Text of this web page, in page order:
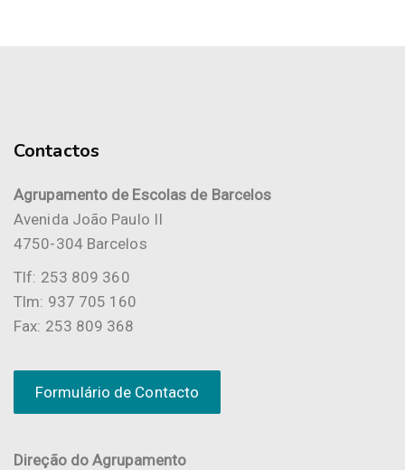
Contactos
Agrupamento de Escolas de Barcelos
Avenida João Paulo II
4750-304 Barcelos
Tlf: 253 809 360
Tlm: 937 705 160
Fax: 253 809 368
Formulário de Contacto
Direção do Agrupamento